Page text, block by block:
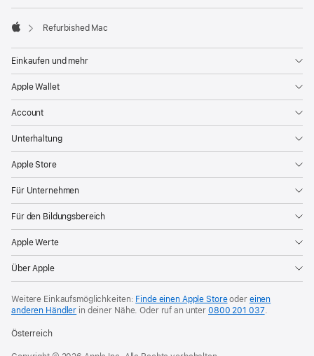
Refurbished Mac
Einkaufen und mehr
Apple Wallet
Account
Unterhaltung
Apple Store
Für Unternehmen
Für den Bildungsbereich
Apple Werte
Über Apple
Weitere Einkaufsmöglichkeiten: Finde einen Apple Storeoder einen
anderen Händler in deiner Nähe. Oder ruf an unter0800 201 037.
Österreich